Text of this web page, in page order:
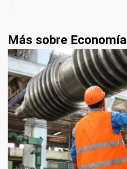
Más sobre Economía